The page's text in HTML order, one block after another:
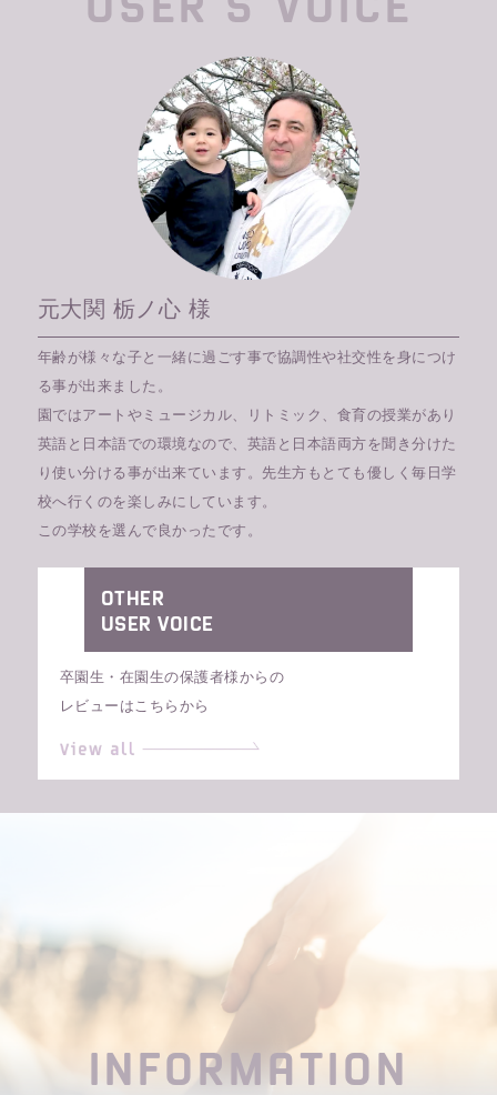
元大関 栃ノ心 様
年齢が様々な子と一緒に過ごす事で協調性や社交性を身につけ
る事が出来ました。
園ではアートやミュージカル、リトミック、食育の授業があり
英語と日本語での環境なので、英語と日本語両方を聞き分けた
り使い分ける事が出来ています。先生方もとても優しく毎日学
校へ行くのを楽しみにしています。
この学校を選んで良かったです。
OTHER
USER VOICE
卒園生・在園生の保護者様からの
レビューはこちらから
INFORMATION